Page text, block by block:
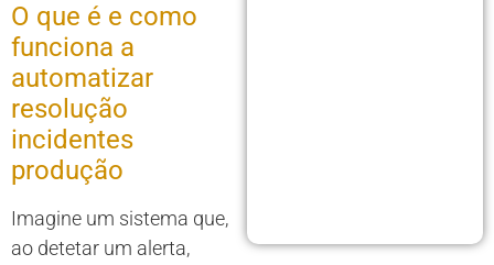
O que é e como
funciona a
automatizar
resolução
incidentes
produção
Imagine um sistema que,
ao detetar um alerta,